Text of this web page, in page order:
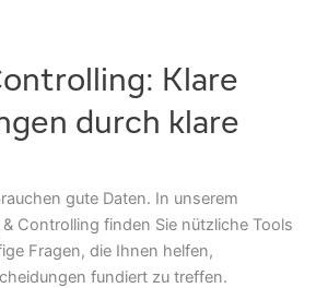
Klare
durch klare
gute Daten. In unserem
Controlling finden Sie nützliche Tools
Fragen, die Ihnen helfen,
fundiert zu treffen.